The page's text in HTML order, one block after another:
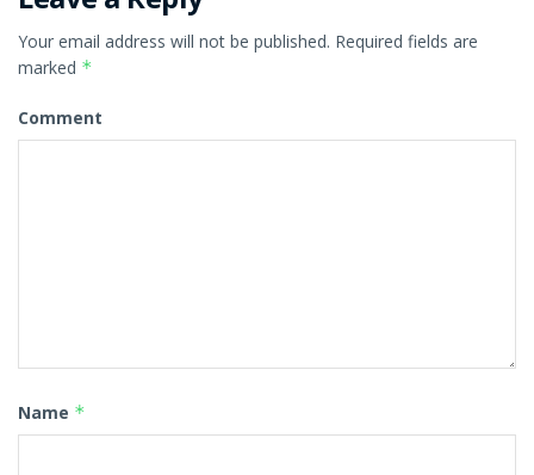
Your email address will not be published. Required fields are
marked *
Comment
Name *